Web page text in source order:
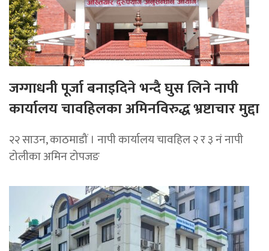
जग्गाधनी पूर्जा बनाइदिने भन्दै घुस लिने नापी
कार्यालय चावहिलका अमिनविरुद्ध भ्रष्टाचार मुद्दा
२२ साउन, काठमाडौं । नापी कार्यालय चावहिल २ र ३ नं नापी
टोलीका अमिन टोपजङ